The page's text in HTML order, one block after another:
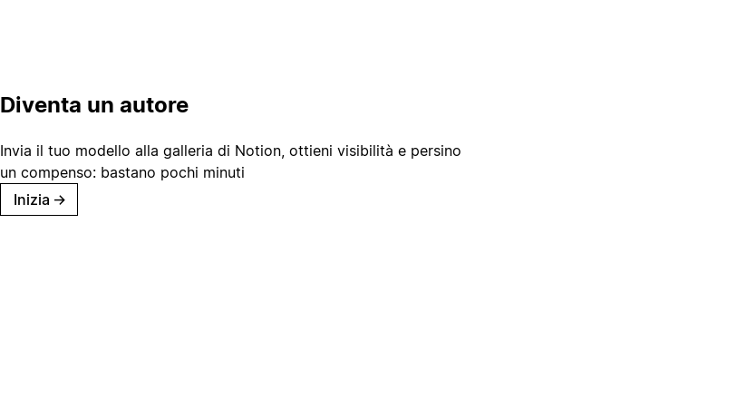
Diventa un autore
Invia il tuo modello alla galleria di Notion, ottieni visibilità e persino
un compenso: bastano pochi minuti
Inizia →